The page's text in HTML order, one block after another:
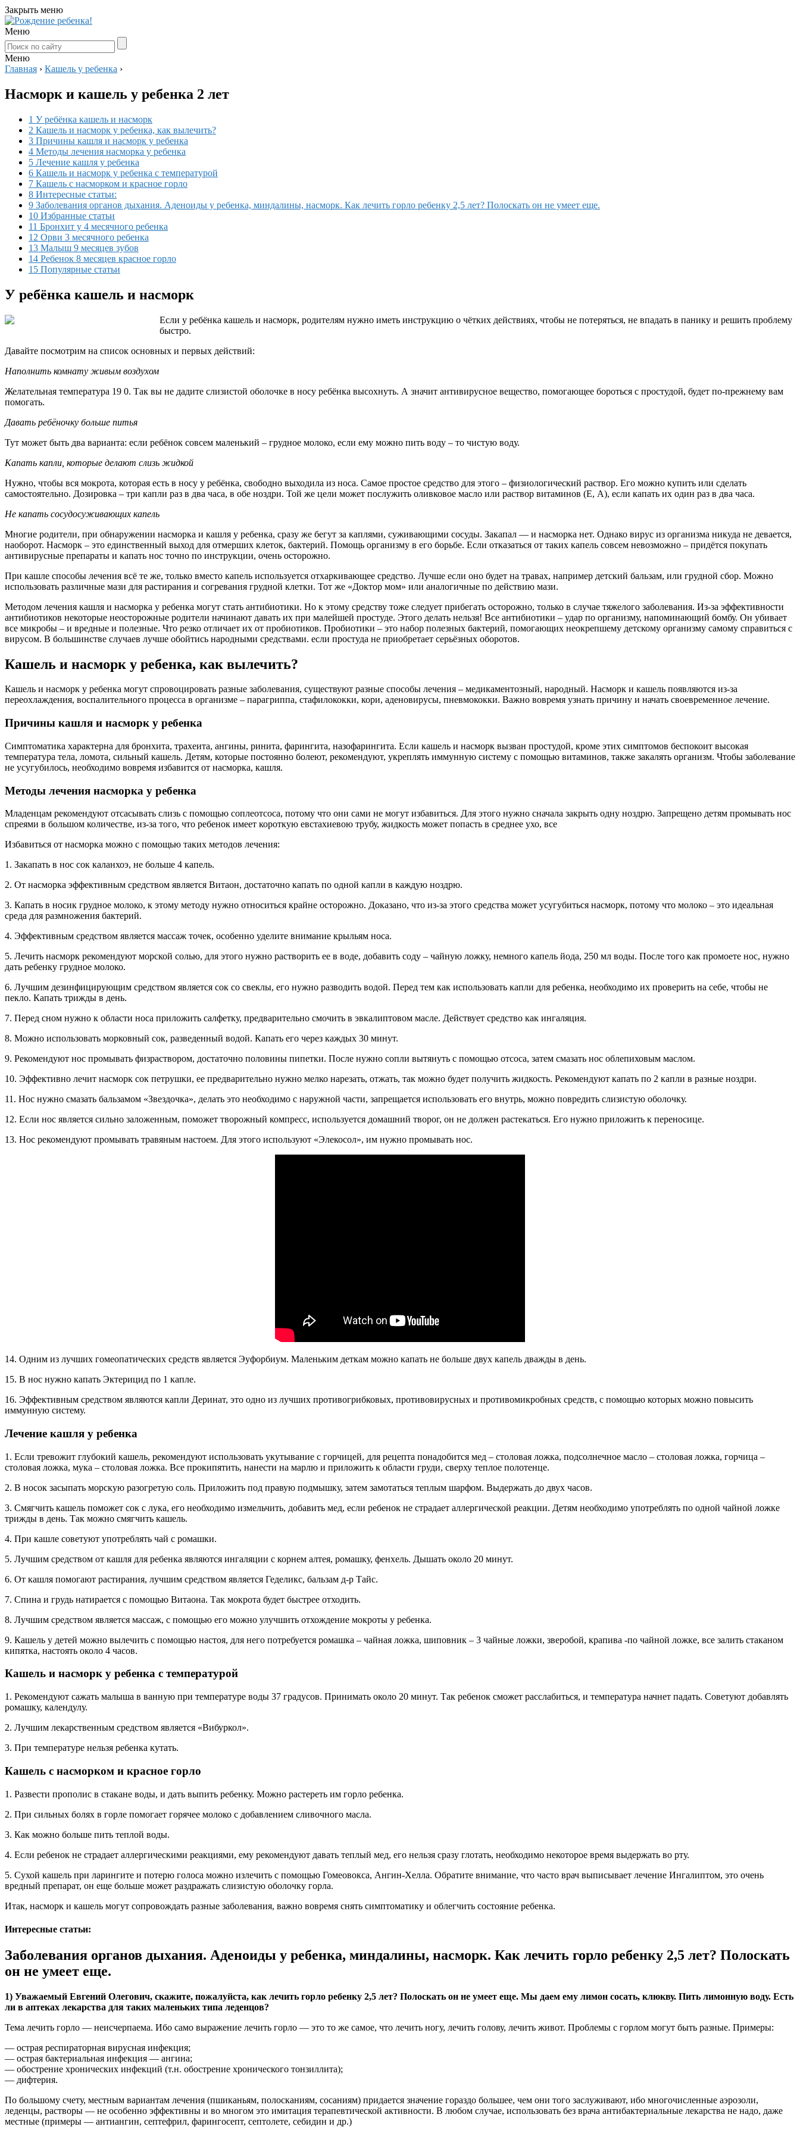
Закрыть меню
Меню
Меню
Главная › Кашель у ребенка ›
Насморк и кашель у ребенка 2 лет
1 У ребёнка кашель и насморк
2 Кашель и насморк у ребенка, как вылечить?
3 Причины кашля и насморк у ребенка
4 Методы лечения насморка у ребенка
5 Лечение кашля у ребенка
6 Кашель и насморк у ребенка с температурой
7 Кашель с насморком и красное горло
8 Интересные статьи:
9 Заболевания органов дыхания. Аденоиды у ребенка, миндалины, насморк. Как лечить горло ребенку 2,5 лет? Полоскать он не умеет еще.
10 Избранные статьи
11 Бронхит у 4 месячного ребенка
12 Орви 3 месячного ребенка
13 Малыш 9 месяцев зубов
14 Ребенок 8 месяцев красное горло
15 Популярные статьи
У ребёнка кашель и насморк
Если у ребёнка кашель и насморк, родителям нужно иметь инструкцию о чётких действиях, чтобы не потеряться, не впадать в панику и решить проблему
быстро.
Давайте посмотрим на список основных и первых действий:
Наполнить комнату живым воздухом
Желательная температура 19 0. Так вы не дадите слизистой оболочке в носу ребёнка высохнуть. А значит антивирусное вещество, помогающее бороться с простудой, будет по-прежнему вам
помогать.
Давать ребёночку больше питья
Тут может быть два варианта: если ребёнок совсем маленький – грудное молоко, если ему можно пить воду – то чистую воду.
Капать капли, которые делают слизь жидкой
Нужно, чтобы вся мокрота, которая есть в носу у ребёнка, свободно выходила из носа. Самое простое средство для этого – физиологический раствор. Его можно купить или сделать
самостоятельно. Дозировка – три капли раз в два часа, в обе ноздри. Той же цели может послужить оливковое масло или раствор витаминов (Е, А), если капать их один раз в два часа.
Не капать сосудосуживающих капель
Многие родители, при обнаружении насморка и кашля у ребенка, сразу же бегут за каплями, суживающими сосуды. Закапал — и насморка нет. Однако вирус из организма никуда не девается,
наоборот. Насморк – это единственный выход для отмерших клеток, бактерий. Помощь организму в его борьбе. Если отказаться от таких капель совсем невозможно – придётся покупать
антивирусные препараты и капать нос точно по инструкции, очень осторожно.
При кашле способы лечения всё те же, только вместо капель используется отхаркивающее средство. Лучше если оно будет на травах, например детский бальзам, или грудной сбор. Можно
использовать различные мази для растирания и согревания грудной клетки. Тот же «Доктор мом» или аналогичные по действию мази.
Методом лечения кашля и насморка у ребенка могут стать антибиотики. Но к этому средству тоже следует прибегать осторожно, только в случае тяжелого заболевания. Из-за эффективности
антибиотиков некоторые неосторожные родители начинают давать их при малейшей простуде. Этого делать нельзя! Все антибиотики – удар по организму, напоминающий бомбу. Он убивает
все микробы – и вредные и полезные. Что резко отличает их от пробиотиков. Пробиотики – это набор полезных бактерий, помогающих неокрепшему детскому организму самому справиться с
вирусом. В большинстве случаев лучше обойтись народными средствами. если простуда не приобретает серьёзных оборотов.
Кашель и насморк у ребенка, как вылечить?
Кашель и насморк у ребенка могут спровоцировать разные заболевания, существуют разные способы лечения – медикаментозный, народный. Насморк и кашель появляются из-за
переохлаждения, воспалительного процесса в организме – парагриппа, стафилококки, кори, аденовирусы, пневмококки. Важно вовремя узнать причину и начать своевременное лечение.
Причины кашля и насморк у ребенка
Симптоматика характерна для бронхита, трахеита, ангины, ринита, фарингита, назофарингита. Если кашель и насморк вызван простудой, кроме этих симптомов беспокоит высокая
температура тела, ломота, сильный кашель. Детям, которые постоянно болеют, рекомендуют, укреплять иммунную систему с помощью витаминов, также закалять организм. Чтобы заболевание
не усугубилось, необходимо вовремя избавится от насморка, кашля.
Методы лечения насморка у ребенка
Младенцам рекомендуют отсасывать слизь с помощью соплеотсоса, потому что они сами не могут избавиться. Для этого нужно сначала закрыть одну ноздрю. Запрещено детям промывать нос
спреями в большом количестве, из-за того, что ребенок имеет короткую евстахиевою трубу, жидкость может попасть в среднее ухо, все
Избавиться от насморка можно с помощью таких методов лечения:
1. Закапать в нос сок каланхоэ, не больше 4 капель.
2. От насморка эффективным средством является Витаон, достаточно капать по одной капли в каждую ноздрю.
3. Капать в носик грудное молоко, к этому методу нужно относиться крайне осторожно. Доказано, что из-за этого средства может усугубиться насморк, потому что молоко – это идеальная
среда для размножения бактерий.
4. Эффективным средством является массаж точек, особенно уделите внимание крыльям носа.
5. Лечить насморк рекомендуют морской солью, для этого нужно растворить ее в воде, добавить соду – чайную ложку, немного капель йода, 250 мл воды. После того как промоете нос, нужно
дать ребенку грудное молоко.
6. Лучшим дезинфицирующим средством является сок со свеклы, его нужно разводить водой. Перед тем как использовать капли для ребенка, необходимо их проверить на себе, чтобы не
пекло. Капать трижды в день.
7. Перед сном нужно к области носа приложить салфетку, предварительно смочить в эвкалиптовом масле. Действует средство как ингаляция.
8. Можно использовать морковный сок, разведенный водой. Капать его через каждых 30 минут.
9. Рекомендуют нос промывать физраствором, достаточно половины пипетки. После нужно сопли вытянуть с помощью отсоса, затем смазать нос облепиховым маслом.
10. Эффективно лечит насморк сок петрушки, ее предварительно нужно мелко нарезать, отжать, так можно будет получить жидкость. Рекомендуют капать по 2 капли в разные ноздри.
11. Нос нужно смазать бальзамом «Звездочка», делать это необходимо с наружной части, запрещается использовать его внутрь, можно повредить слизистую оболочку.
12. Если нос является сильно заложенным, поможет творожный компресс, используется домашний творог, он не должен растекаться. Его нужно приложить к переносице.
13. Нос рекомендуют промывать травяным настоем. Для этого используют «Элекосол», им нужно промывать нос.
14. Одним из лучших гомеопатических средств является Эуфорбиум. Маленьким деткам можно капать не больше двух капель дважды в день.
15. В нос нужно капать Эктерицид по 1 капле.
16. Эффективным средством являются капли Деринат, это одно из лучших противогрибковых, противовирусных и противомикробных средств, с помощью которых можно повысить
иммунную систему.
Лечение кашля у ребенка
1. Если тревожит глубокий кашель, рекомендуют использовать укутывание с горчицей, для рецепта понадобится мед – столовая ложка, подсолнечное масло – столовая ложка, горчица –
столовая ложка, мука – столовая ложка. Все прокипятить, нанести на марлю и приложить к области груди, сверху теплое полотенце.
2. В носок засыпать морскую разогретую соль. Приложить под правую подмышку, затем замотаться теплым шарфом. Выдержать до двух часов.
3. Смягчить кашель поможет сок с лука, его необходимо измельчить, добавить мед, если ребенок не страдает аллергической реакции. Детям необходимо употреблять по одной чайной ложке
трижды в день. Так можно смягчить кашель.
4. При кашле советуют употреблять чай с ромашки.
5. Лучшим средством от кашля для ребенка являются ингаляции с корнем алтея, ромашку, фенхель. Дышать около 20 минут.
6. От кашля помогают растирания, лучшим средством является Геделикс, бальзам д-р Тайс.
7. Спина и грудь натирается с помощью Витаона. Так мокрота будет быстрее отходить.
8. Лучшим средством является массаж, с помощью его можно улучшить отхождение мокроты у ребенка.
9. Кашель у детей можно вылечить с помощью настоя, для него потребуется ромашка – чайная ложка, шиповник – 3 чайные ложки, зверобой, крапива -по чайной ложке, все залить стаканом
кипятка, настоять около 4 часов.
Кашель и насморк у ребенка с температурой
1. Рекомендуют сажать малыша в ванную при температуре воды 37 градусов. Принимать около 20 минут. Так ребенок сможет расслабиться, и температура начнет падать. Советуют добавлять
ромашку, календулу.
2. Лучшим лекарственным средством является «Вибуркол».
3. При температуре нельзя ребенка кутать.
Кашель с насморком и красное горло
1. Развести прополис в стакане воды, и дать выпить ребенку. Можно растереть им горло ребенка.
2. При сильных болях в горле помогает горячее молоко с добавлением сливочного масла.
3. Как можно больше пить теплой воды.
4. Если ребенок не страдает аллергическими реакциями, ему рекомендуют давать теплый мед, его нельзя сразу глотать, необходимо некоторое время выдержать во рту.
5. Сухой кашель при ларингите и потерю голоса можно излечить с помощью Гомеовокса, Ангин-Хелла. Обратите внимание, что часто врач выписывает лечение Ингалиптом, это очень
вредный препарат, он еще больше может раздражать слизистую оболочку горла.
Итак, насморк и кашель могут сопровождать разные заболевания, важно вовремя снять симптоматику и облегчить состояние ребенка.
Интересные статьи:
Заболевания органов дыхания. Аденоиды у ребенка, миндалины, насморк. Как лечить горло ребенку 2,5 лет? Полоскать
он не умеет еще.
1) Уважаемый Евгений Олегович, скажите, пожалуйста, как лечить горло ребенку 2,5 лет? Полоскать он не умеет еще. Мы даем ему лимон сосать, клюкву. Пить лимонную воду. Есть
ли в аптеках лекарства для таких маленьких типа леденцов?
Тема лечить горло — неисчерпаема. Ибо само выражение лечить горло — это то же самое, что лечить ногу, лечить голову, лечить живот. Проблемы с горлом могут быть разные. Примеры:
— острая респираторная вирусная инфекция;
— острая бактериальная инфекция — ангина;
— обострение хронических инфекций (т.н. обострение хронического тонзиллита);
— дифтерия.
По большому счету, местным вариантам лечения (пшиканьям, полосканиям, сосаниям) придается значение гораздо большее, чем они того заслуживают, ибо многочисленные аэрозоли,
леденцы, растворы — не особенно эффективны и во многом это имитация терапевтической активности. В любом случае, использовать без врача антибактериальные лекарства не надо, даже
местные (примеры — антиангин, септефрил, фарингосепт, септолете, себидин и др.)